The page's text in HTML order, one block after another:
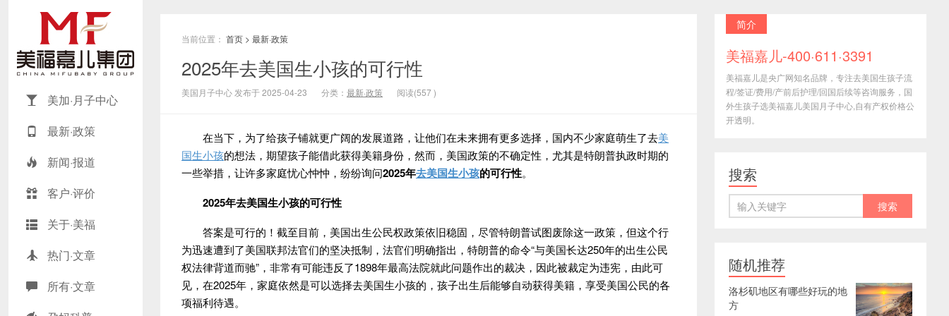
美加·月子中心
最新·政策
新闻·报道
客户·评价
关于·美福
热门·文章
所有·文章
当前位置： 首页 > 最新·政策
2025年去美国生小孩的可行性
美国月子中心 发布于 2025-04-23 分类： 最新·政策 阅读(557)
在当下，为了给孩子铺就更广阔的发展道路，让他们在未来拥有更多选择，国内不少家庭萌生了去美
国生小孩的想法，期望孩子能借此获得美籍身份，然而，美国政策的不确定性，尤其是特朗普执政时期的
一些举措，让许多家庭忧心忡忡，纷纷询问2025年去美国生小孩的可行性。
2025年去美国生小孩的可行性
答案是可行的！截至目前，美国出生公民权政策依旧稳固，尽管特朗普试图废除这一政策，但这个行
为迅速遭到了美国联邦法官们的坚决抵制，法官们明确指出，特朗普的命令“与美国长达250年的出生公民
权法律背道而驰”，非常有可能违反了1898年最高法院就此问题作出的裁决，因此被裁定为违宪，由此可
见，在2025年，家庭依然是可以选择去美国生小孩的，孩子出生后能够自动获得美籍，享受美国公民的各
项福利待遇。
简介
美福嘉儿-400·611·3391
美福嘉儿是央广网知名品牌，专注去美国生孩子流
程/签证/费用/产前后护理/回国后续等咨询服务，国
外生孩子选美福嘉儿美国月子中心,自有产权价格公
开透明。
搜索
随机推荐
洛杉矶地区有哪些好玩的地
方